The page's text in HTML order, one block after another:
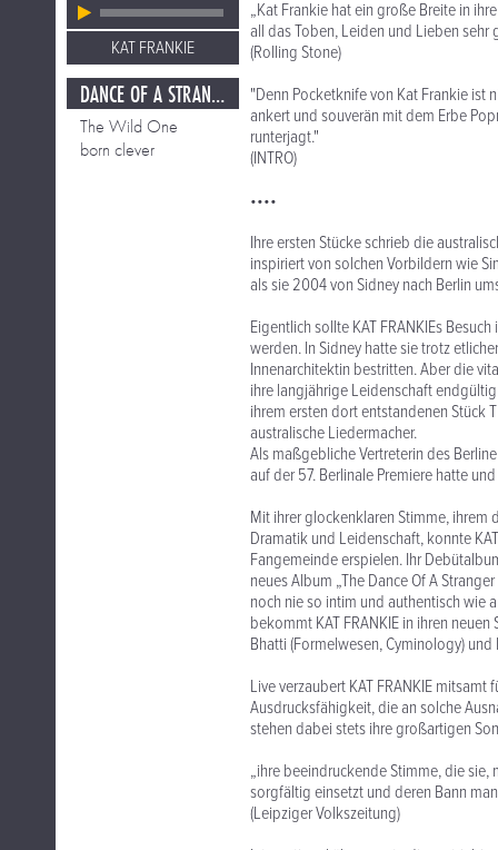
KAT FRANKIE
DANCE OF A STRANHER HEART
The Wild One
born clever
„Kat Frankie hat ein große Breite in
all das Toben, Leiden und Lieben sehr
(Rolling Stone)
"Denn Pocketknife von Kat Frankie ist
ankert und souverän mit dem Erbe
runterjagt."
(INTRO)
••••
Ihre ersten Stücke schrieb die
inspiriert von solchen Vorbildern wie
als sie 2004 von Sidney nach Berlin
Eigentlich sollte KAT FRANKIEs
werden. In Sidney hatte sie trotz
Innenarchitektin bestritten. Aber die
ihre langjährige Leidenschaft
ihrem ersten dort entstandenen Stück
australische Liedermacher.
Als maßgebliche Vertreterin des
auf der 57. Berlinale Premiere hatte
Mit ihrer glockenklaren Stimme,
Dramatik und Leidenschaft, konnte
Fangemeinde erspielen. Ihr
neues Album „The Dance Of A
noch nie so intim und authentisch wie
bekommt KAT FRANKIE in ihren
Bhatti (Formelwesen, Cyminology) und
Live verzaubert KAT FRANKIE
Ausdrucksfähigkeit, die an solche
stehen dabei stets ihre großartigen
„ihre beeindruckende Stimme, die
sorgfältig einsetzt und deren Bann
(Leipziger Volkszeitung)